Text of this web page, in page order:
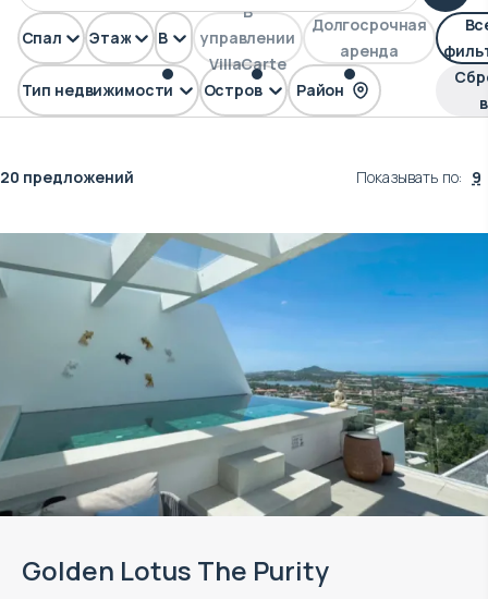
Тип недвижимости Остров Район
Спален Этажей Вид
В
управлении
VillaCarte
Долгосрочная
аренда
Вилла Самуи Чавенг
20 предложений Показывать по: 9
Golden Lotus The Purity